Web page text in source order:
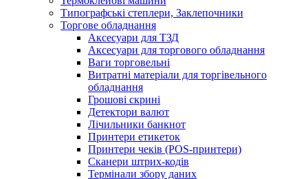
Типографські степлери, Заклепочники
Торгове обладнання
Аксесуари для ТЗД
Аксесуари для торгового обладнання
Ваги торговельні
Витратні матеріали для торгівельного
обладнання
Грошові скрині
Детектори валют
Лічильники банкнот
Принтери етикеток
Принтери чеків (POS-принтери)
Сканери штрих-кодів
Термінали збору даних